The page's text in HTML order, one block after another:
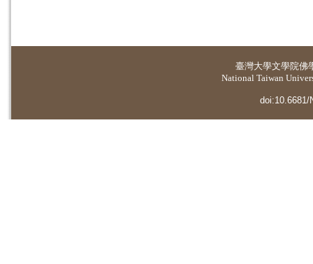
臺灣大學文學院佛
National Taiwan
doi:10.6681/